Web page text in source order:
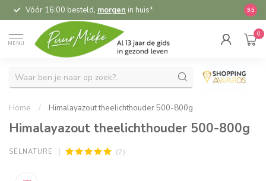
Vóór 16:00 besteld, morgen in huis* 9.5
MENU
0
Home / Himalayazout theelichthouder 500-800g
Himalayazout theelichthouder 500-800g
SELNATURE (2)